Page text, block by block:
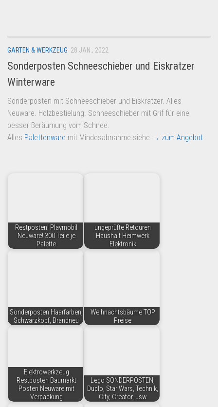
Amazon
Aldi
Lidl
Kostenlos verkaufen
Anmelden
Kostenlos Registrieren
GARTEN & WERKZEUG 28 JAN., 2022
Sonderposten Schneeschieber und Eiskratzer
Winterware
Sonderposten mit Schneeschieber und Eiskratzer. Alles
Neuware. Holzbestielung. Schneeschieber mit Grif für eine
besser Beräumung vom Schnee.
Alles Palettenware mit Mindesabnahme siehe → zum Angebot
Restposten! Playmobil
Neuware! 300 Teile je
Palette
ungeprüfte Retouren
Haushalt Heimwerk
Elektronik
Sonderposten Haarfarben,
Schwarzkopf, Brandneu
Weihnachtsbäume TOP
Preise
Elektrowerkzeug
Restposten Baumarkt
Posten Neuware mit
Verpackung
Lego SONDERPOSTEN,
Duplo, Star Wars, Technik,
City, Creator, usw